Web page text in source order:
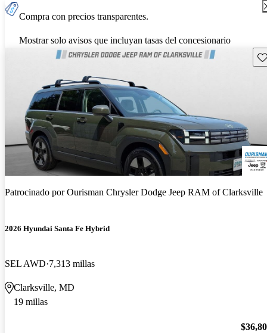
Compra con precios transparentes.
Mostrar solo avisos que incluyan tasas del concesionario
Patrocinado porOurisman Chrysler Dodge Jeep RAM of Clarksville
2026 Hyundai Santa Fe Hybrid
SEL AWD 7,313 millas
Clarksville, MD
19 millas